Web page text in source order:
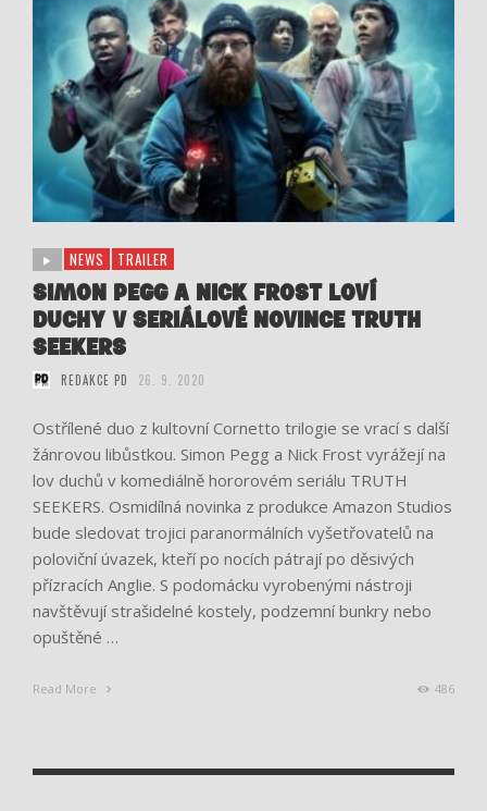
NEWS TRAILER
SIMON PEGG A NICK FROST LOVÍ
DUCHY V SERIÁLOVÉ NOVINCE TRUTH
SEEKERS
REDAKCE PD 26. 9. 2020
Ostřílené duo z kultovní Cornetto trilogie se vrací s další
žánrovou libůstkou. Simon Pegg a Nick Frost vyrážejí na
lov duchů v komediálně hororovém seriálu TRUTH
SEEKERS. Osmidílná novinka z produkce Amazon Studios
bude sledovat trojici paranormálních vyšetřovatelů na
poloviční úvazek, kteří po nocích pátrají po děsivých
přízracích Anglie. S podomácku vyrobenými nástroji
navštěvují strašidelné kostely, podzemní bunkry nebo
opuštěné …
Read More 486